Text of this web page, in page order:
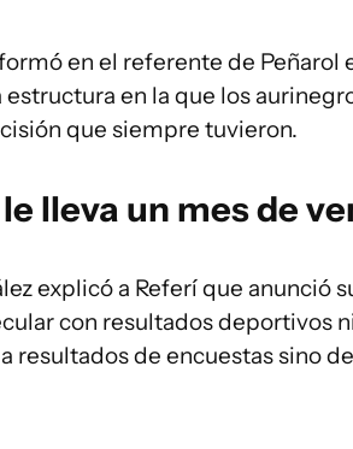
en el referente de Peñarol
estructura en la que los
que siempre tuvieron.
lleva un mes de
explicó a Referí que anunció
con resultados deportivos
resultados de encuestas sino